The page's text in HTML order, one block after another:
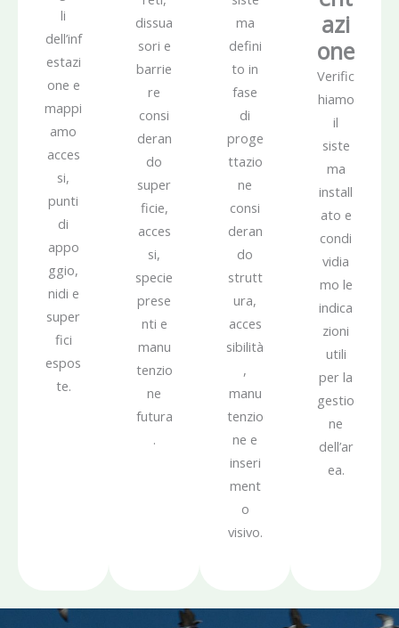
li
dell’inf
estazi
one e
mappi
amo
acces
si,
punti
di
appo
ggio,
nidi e
super
fici
espos
te.
dissua
sori e
barrie
re
consi
deran
do
super
ficie,
acces
si,
specie
prese
nti e
manu
tenzio
ne
futura
.
ma
defini
to in
fase
di
proge
ttazio
ne
consi
deran
do
strutt
ura,
acces
sibilità
,
manu
tenzio
ne e
inseri
ment
o
visivo.
azi
one
Verific
hiamo
il
siste
ma
install
ato e
condi
vidia
mo le
indica
zioni
utili
per la
gestio
ne
dell’ar
ea.